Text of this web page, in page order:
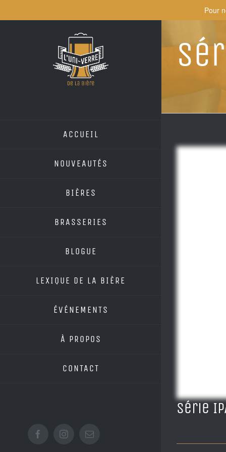
to
ACCUEIL
NOUVEAUTÉS
BIÈRES
BRASSERIES
BLOGUE
LEXIQUE DE LA BIÈRE
ÉVÉNEMENTS
À PROPOS
CONTACT
FacebookInstagramEmail
Série
Pour